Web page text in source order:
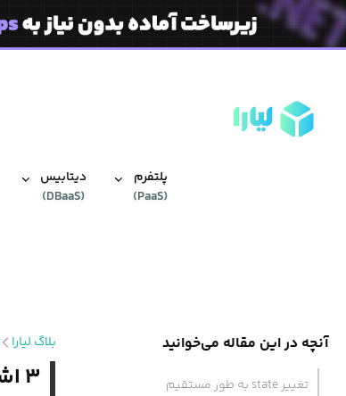
دیتابیس‌
(
DBaaS
)
پلتفرم
(
PaaS
)
آنچه در این مقاله می‌خوانید
تغییر state به طور مستقیم
بلاگ لیارا
۳ اشتباه توسعه‌دهندگان تازه‌کار React به هنگام کار با stateها